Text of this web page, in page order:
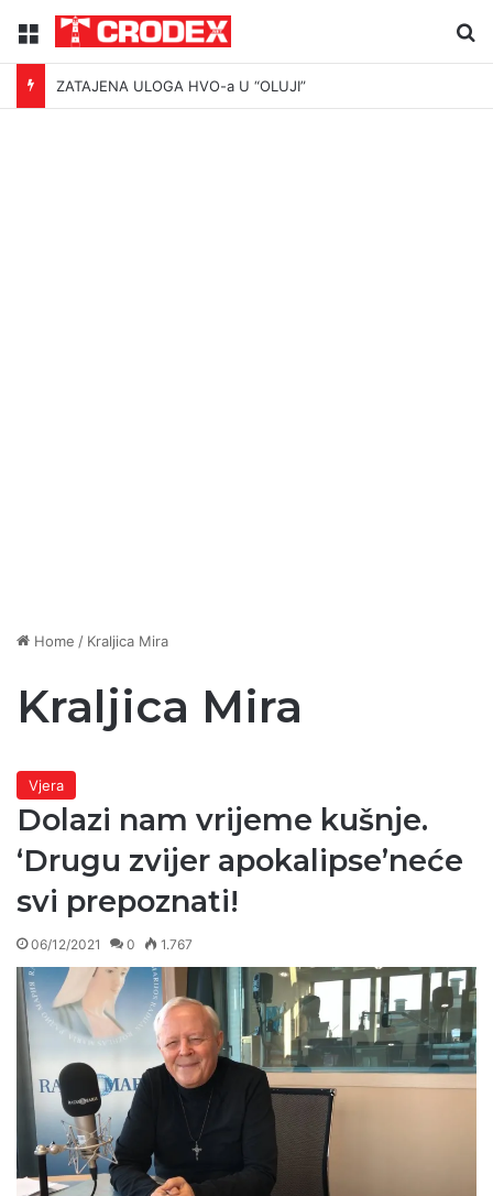
Menu
ZATAJENA ULOGA HVO-a U “OLUJI”
Home / Kraljica Mira
Kraljica Mira
Vjera
Dolazi nam vrijeme kušnje.
‘Drugu zvijer apokalipse’neće
svi prepoznati!
06/12/2021 0 1.767